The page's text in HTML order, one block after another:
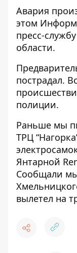
Авария
этом
пресс-
области.
пострадал.
полиции.
Раньше мы
ТРЦ
Янтарной
Сообщали
вылетел на